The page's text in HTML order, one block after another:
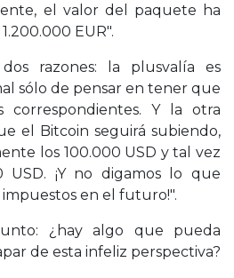
el valor del paquete ha
EUR".
razones: la plusvalía es
sólo de pensar en tener que
correspondientes. Y la otra
el Bitcoin seguirá subiendo,
los 100.000 USD y tal vez
USD. ¡Y no digamos lo que
en el futuro!".
¿hay algo que pueda
de esta infeliz perspectiva?